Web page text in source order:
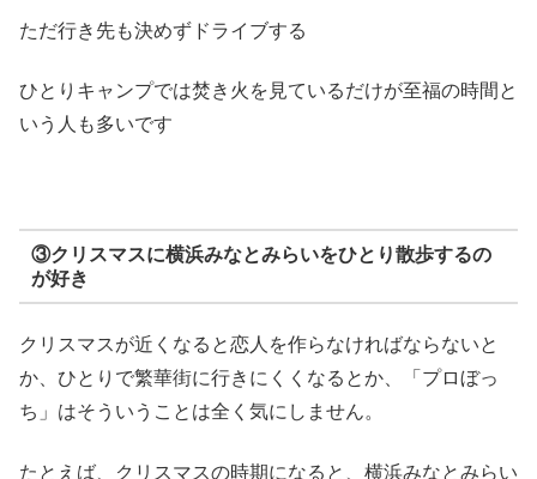
ただ行き先も決めずドライブする
ひとりキャンプでは焚き火を見ているだけが至福の時間と
いう人も多いです
③クリスマスに横浜みなとみらいをひとり散歩するの
が好き
クリスマスが近くなると恋人を作らなければならないと
か、ひとりで繁華街に行きにくくなるとか、「プロぼっ
ち」はそういうことは全く気にしません。
たとえば、クリスマスの時期になると、横浜みなとみらい